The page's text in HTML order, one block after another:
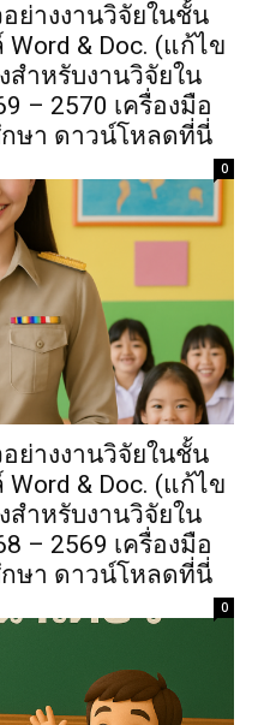
ย่างงานวิจัยในชั้น
Word & Doc. (แก้ไข
สำหรับงานวิจัยใน
– 2570 เครื่องมือ
ษา ดาวน์โหลดที่นี่
0
ย่างงานวิจัยในชั้น
Word & Doc. (แก้ไข
สำหรับงานวิจัยใน
– 2569 เครื่องมือ
ษา ดาวน์โหลดที่นี่
0